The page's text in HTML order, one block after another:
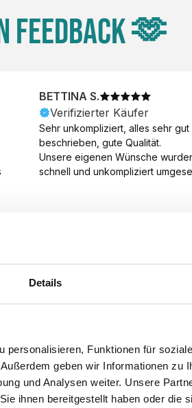
Details
personalisieren, Funktionen für
geben wir Informationen zu
und Analysen weiter. Unsere
ihnen bereitgestellt haben oder die
Feedback 🫶
BETTINA S.
Verifizierter Käufer
Sehr unkompliziert, alles sehr gut
beschrieben, gute Qualität.
Unsere eigenen Wünsche
schnell und unkompliziert